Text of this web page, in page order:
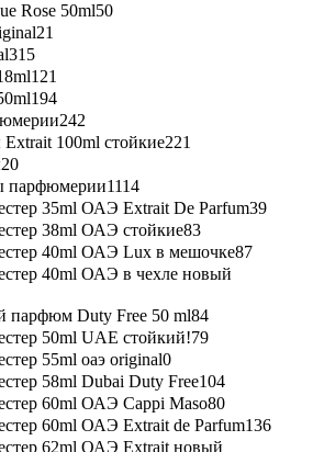
Rose 50ml50
21
315
121
194
242
Extrait 100ml стойкие221
20
парфюмерии1114
35ml ОАЭ Extrait De Parfum39
38ml ОАЭ стойкие83
40ml ОАЭ Lux в мешочке87
40ml ОАЭ в чехле новый
парфюм Duty Free 50 ml84
50ml UAE стойкий!79
55ml оаэ original0
58ml Dubai Duty Free104
60ml ОАЭ Cappi Maso80
60ml ОАЭ Extrait de Parfum136
62ml ОАЭ Extrait новый